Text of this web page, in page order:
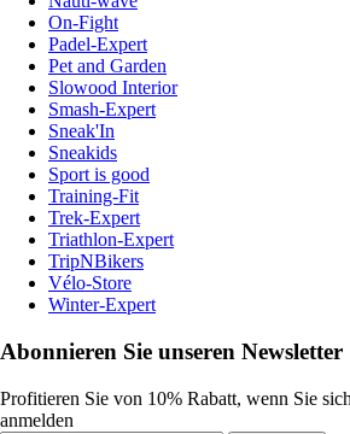
On-Fight
Padel-Expert
Pet and Garden
Slowood Interior
Smash-Expert
Sneak'In
Sneakids
Sport is good
Training-Fit
Trek-Expert
Triathlon-Expert
TripNBikers
Vélo-Store
Winter-Expert
Abonnieren Sie unseren Newsletter
Profitieren Sie von 10% Rabatt, wenn Sie
anmelden